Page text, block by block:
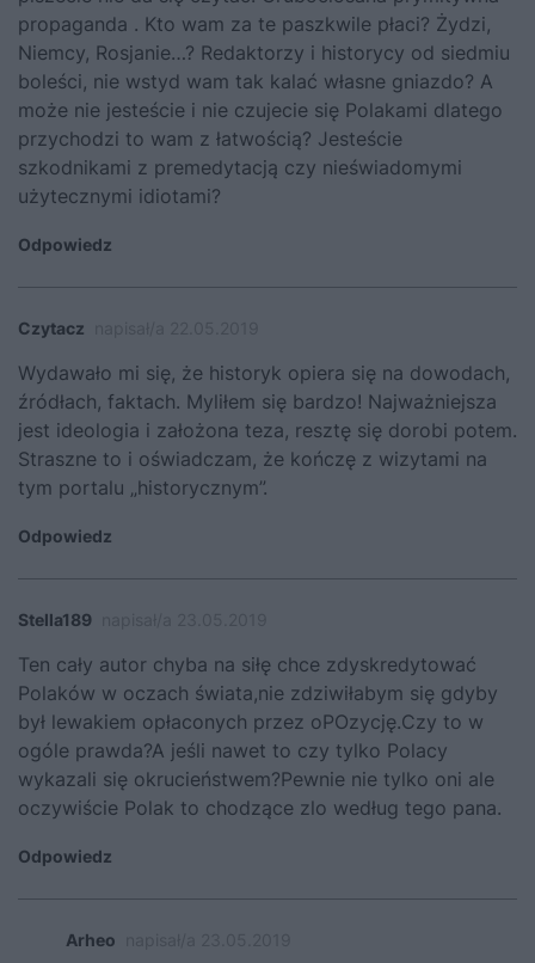
propaganda . Kto wam za te paszkwile płaci? Żydzi,
Niemcy, Rosjanie…? Redaktorzy i historycy od siedmiu
boleści, nie wstyd wam tak kalać własne gniazdo? A
może nie jesteście i nie czujecie się Polakami dlatego
przychodzi to wam z łatwością? Jesteście
szkodnikami z premedytacją czy nieświadomymi
użytecznymi idiotami?
Odpowiedz
Czytacz
Wydawało mi się, że historyk opiera się na dowodach,
źródłach, faktach. Myliłem się bardzo! Najważniejsza
jest ideologia i założona teza, resztę się dorobi potem.
Straszne to i oświadczam, że kończę z wizytami na
tym portalu „historycznym”.
Odpowiedz
Stella189
Ten cały autor chyba na siłę chce zdyskredytować
Polaków w oczach świata,nie zdziwiłabym się gdyby
był lewakiem opłaconych przez oPOzycję.Czy to w
ogóle prawda?A jeśli nawet to czy tylko Polacy
wykazali się okrucieństwem?Pewnie nie tylko oni ale
oczywiście Polak to chodzące zlo według tego pana.
Odpowiedz
Arheo